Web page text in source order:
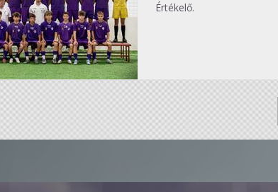
Értékelő.